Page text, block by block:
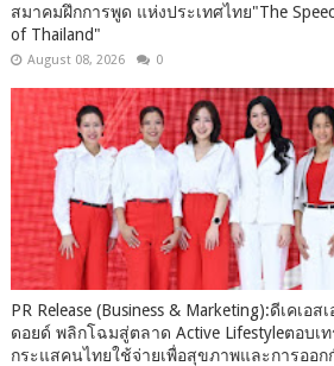
สมาคมฝึกการพูด แห่งประเทศไทย"The
of Thailand"
August 08, 2026 0
PR Release (Business & Marketing):ดีเคเอ
ดอยด์ พลิกโฉมสู่ตลาด Active Lifestyleตอบเ
กระแสคนไทยใช้จ่ายเพื่อสุขภาพและการออก